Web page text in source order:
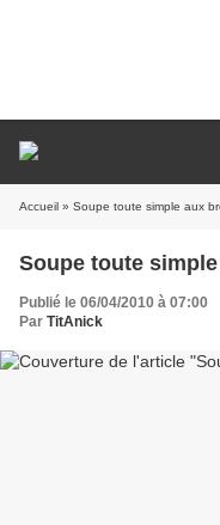
Accueil » Soupe toute simple aux
Soupe toute
Publié le 06/04/2010 à 07:00
Par TitAnick